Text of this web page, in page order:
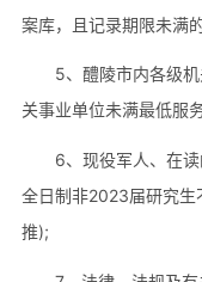
案库，且记录期限未满
5、醴陵市内各级
关事业单位未满最低服
6、现役军人、在
全日制非2023届研究生
推);